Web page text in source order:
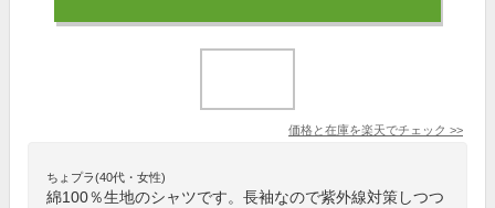
価格と在庫を楽天でチェック >>
ちょプラ(40代・女性)
綿100％生地のシャツです。長袖なので紫外線対策しつつ